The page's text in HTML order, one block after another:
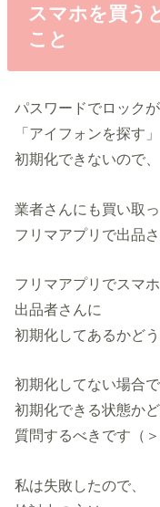
スマホを買う
こと
パスワードでロック
「アイフォンを探す
初期化できないので、
業者さんにも買い取
フリマアプリで出品
フリマアプリでスマ
出品者さんに
初期化してあるかどう
初期化してない場合
初期化できる状態か
質問するべきです（＞
私は失敗したので、